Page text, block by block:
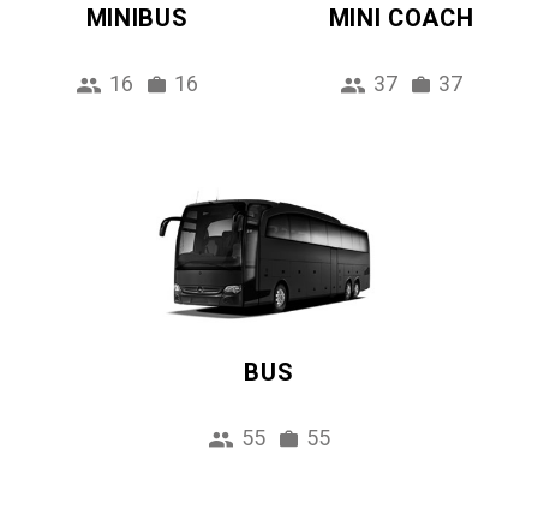
MINIBUS
16 16
MINI COACH
37 37
BUS
55 55